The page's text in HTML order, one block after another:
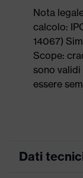
Nota
calcolo:
14067)
Scope:
sono
essere
Dati